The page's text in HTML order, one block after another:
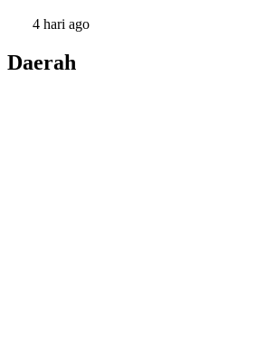
4 hari ago
Daerah